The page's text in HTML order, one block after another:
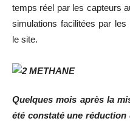
temps réel par les capteurs
simulations facilitées par
le site.
Quelques mois après la
été constaté une réduction